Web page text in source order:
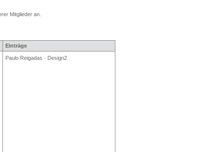
Mitglieder an.
Einträge
Paulo Reigadas · Design2